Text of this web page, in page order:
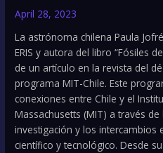
April 28, 2023
La astrónoma chilena Paula
ERIS y autora del libro “Fósiles
de un artículo en la revista del
programa MIT-Chile. Este
conexiones entre Chile y el
Massachusetts (MIT) a través
investigación y los intercambios
científico y tecnológico. Desde